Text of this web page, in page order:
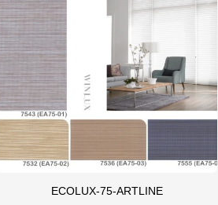
ECOLUX-75-ARTLINE